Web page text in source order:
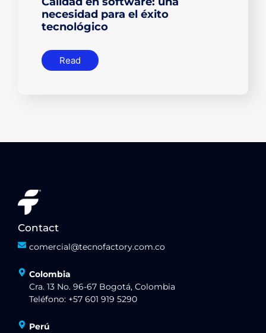
necesidad para el éxito
tecnológico
Read
Contact
comercial@tecnofactory.com.co
Colombia
Cra. 13 No. 96-67 Bogotá, Colombia
Teléfono: +57 601 919 5290
Perú